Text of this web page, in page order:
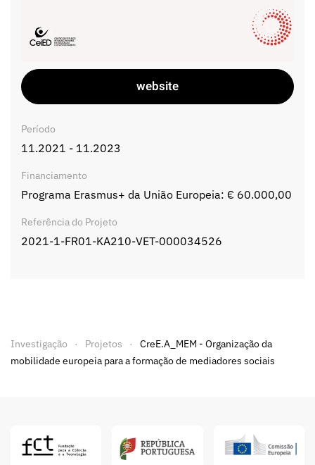
website
Período
11.2021 - 11.2023
Financiamento
Programa Erasmus+ da União Europeia: € 60.000,00
Referência do Projeto
2021-1-FR01-KA210-VET-000034526
Investigação Projetos
CreE.A_MEM - Organização da
mobilidade europeia para a formação de mediadores sociais